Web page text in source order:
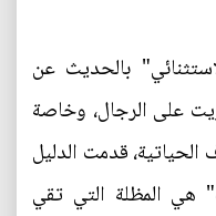
بالحديث عن
على الرجال، وخاصة
قدمت الدليل
هي المظلة التي تقي